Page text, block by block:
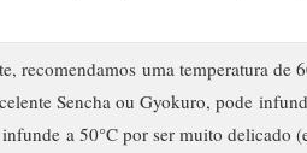
recomendamos uma temperatura de
Sencha ou Gyokuro, pode
a 50°C por ser muito delicado